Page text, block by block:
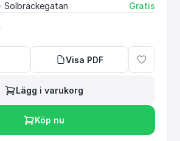
· Solbräckegatan Gratis
Visa PDF
Lägg i varukorg
Köp nu